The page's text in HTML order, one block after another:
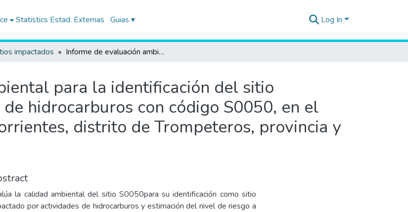
Statistics Estad. Externas Guias ▾ Log In
impactados Informe de evaluación ambiental para la identificación del sitio impactado por actividades de hidrocarburos con código S0050, en el ámbito la cuenca del río Corrientes, distrito de Trompeteros, provincia y departamento de Loreto.
para la identificación del sitio
hidrocarburos con código S0050, en el
distrito de Trompeteros, provincia y
la calidad ambiental del sitio S0050para su identificación como sitio
por actividades de hidrocarburos y estimación del nivel de riesgo a